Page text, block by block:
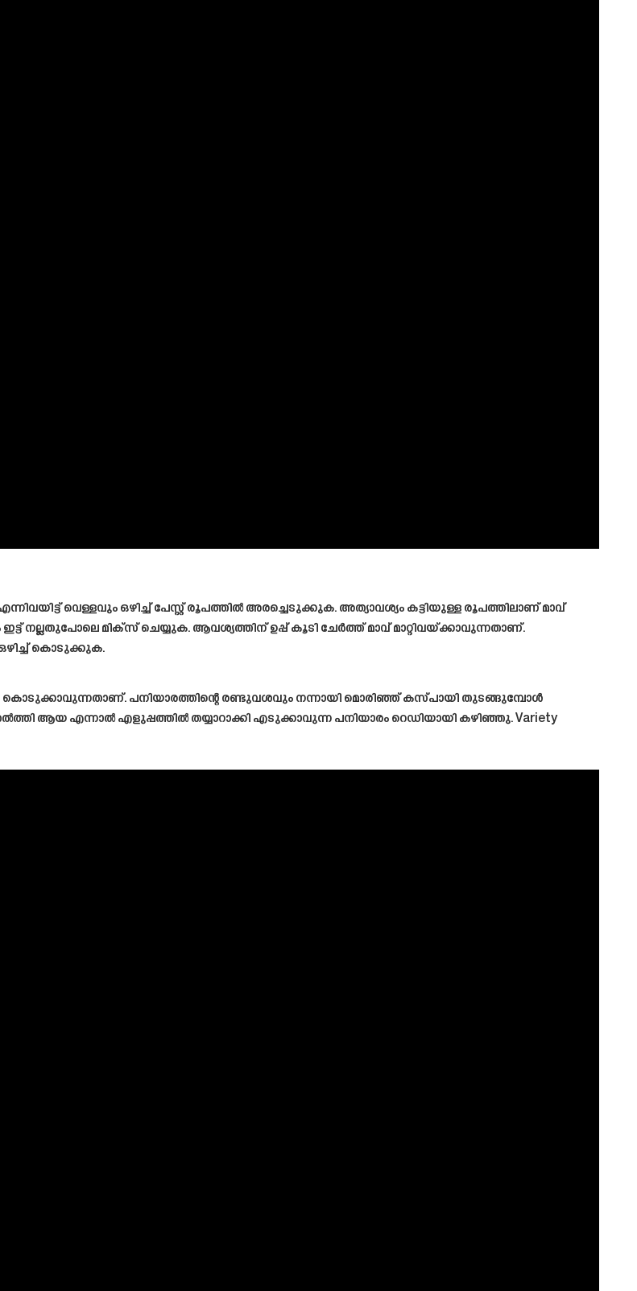
വെള്ളവും ഒഴിച്ച് പേസ്റ്റ് രൂപത്തിൽ അരച്ചെടുക്കുക. അത്യാവശ്യം കട്ടിയുള്ള രൂപത്തിലാണ് മാവ്
ഇട്ട് നല്ലതുപോലെ മിക്സ് ചെയ്യുക. ആവശ്യത്തിന് ഉപ്പ് കൂടി ചേർത്ത് മാവ് മാറ്റിവയ്ക്കാവുന്നതാണ്.
ഒഴിച്ച് കൊടുക്കുക.
കൊടുക്കാവുന്നതാണ്. പനിയാരത്തിന്റെ രണ്ടുവശവും നന്നായി മൊരിഞ്ഞ് കസ്പായി തുടങ്ങുമ്പോൾ
ആയ എന്നാൽ എളുപ്പത്തിൽ തയ്യാറാക്കി എടുക്കാവുന്ന പനിയാരം റെഡിയായി കഴിഞ്ഞു.Variety